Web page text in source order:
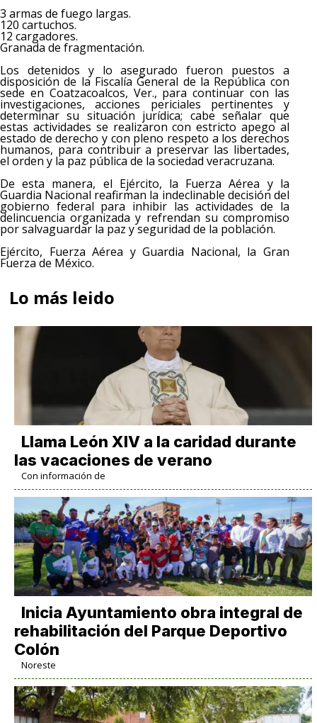
3 armas de fuego largas.
120 cartuchos.
12 cargadores.
Granada de fragmentación.
Los detenidos y lo asegurado fueron puestos a
disposición de la Fiscalía General de la República con
sede en Coatzacoalcos, Ver., para continuar con las
investigaciones, acciones periciales pertinentes y
determinar su situación jurídica; cabe señalar que
estas actividades se realizaron con estricto apego al
estado de derecho y con pleno respeto a los derechos
humanos, para contribuir a preservar las libertades,
el orden y la paz pública de la sociedad veracruzana.
De esta manera, el Ejército, la Fuerza Aérea y la
Guardia Nacional reafirman la indeclinable decisión del
gobierno federal para inhibir las actividades de la
delincuencia organizada y refrendan su compromiso
por salvaguardar la paz y seguridad de la población.
Ejército, Fuerza Aérea y Guardia Nacional, la Gran
Fuerza de México.
Lo más leido
Llama León XIV a la caridad durante
las vacaciones de verano
Con información de
Inicia Ayuntamiento obra integral de
rehabilitación del Parque Deportivo
Colón
Noreste